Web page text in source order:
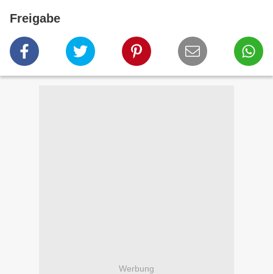
Freigabe
Werbung